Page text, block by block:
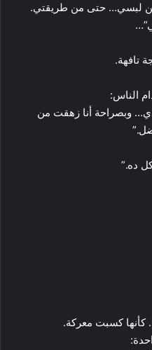
لبسي… حتى من طريقتي.
تافهة.
الناس:
وبصراحة أنا زهقت من
ده.”
كسبت معركة.